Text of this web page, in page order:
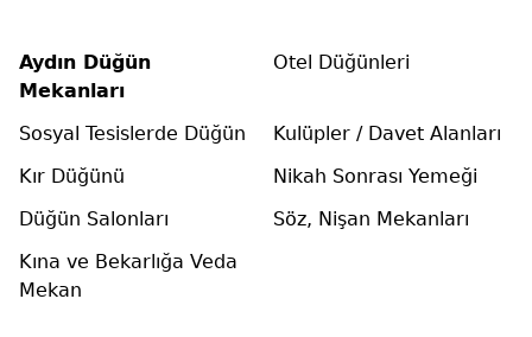
Aydın Düğün
Mekanları
Otel Düğünleri
Sosyal Tesislerde Düğün
Kulüpler / Davet Alanları
Kır Düğünü
Nikah Sonrası Yemeği
Düğün Salonları
Söz, Nişan Mekanları
Kına ve Bekarlığa Veda
Mekan